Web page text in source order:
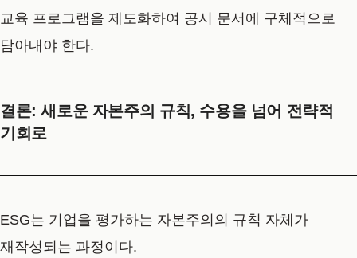
교육 프로그램을 제도화하여 공시 문서에 구체적으로
담아내야 한다.
결론: 새로운 자본주의 규칙, 수용을 넘어 전략적
기회로
ESG는 기업을 평가하는 자본주의의 규칙 자체가
재작성되는 과정이다.